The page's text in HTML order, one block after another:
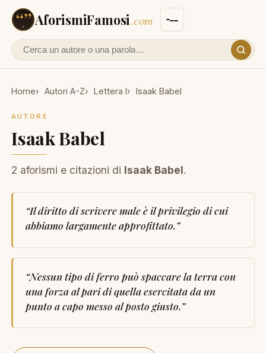
AforismiFamosi.com
Cerca un autore o un aforisma
Home Autori A-Z Lettera I Isaak Babel
AUTORE
Isaak Babel
2 aforismi e citazioni di Isaak Babel.
“Il diritto di scrivere male è il privilegio di cui
abbiamo largamente approfittato.”
“Nessun tipo di ferro può spaccare la terra con
una forza al pari di quella esercitata da un
punto a capo messo al posto giusto.”